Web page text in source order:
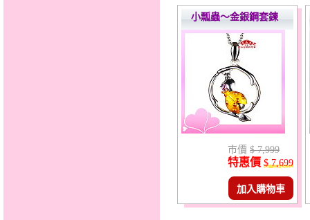
小瓢蟲～金銀鋼套鍊
市價 $ 7,999
特惠價 $ 7,699
加入購物車